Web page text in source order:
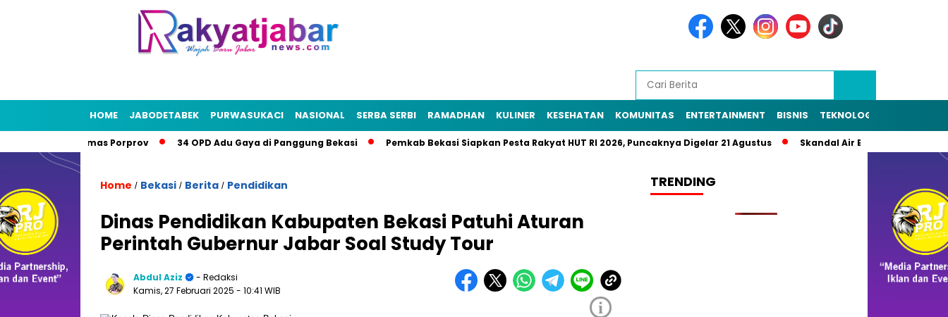
HOME JABODETABEK PURWASUKACI NASIONAL SERBA SERBI RAMADHAN KULINER KESEHATAN KOMUNITAS ENTERTAINMENT BISNIS TEKNOLOGI
Bidik Emas Porprov 34 OPD Adu Gaya di Panggung Bekasi Pemkab Bekasi Siapkan Pesta Rakyat HUT RI 2026, Puncaknya Digelar 21 Agustus Skandal Air Bersih Bekasi! 3
Home / Bekasi / Berita / Pendidikan
Dinas Pendidikan Kabupaten Bekasi Patuhi Aturan
Perintah Gubernur Jabar Soal Study Tour
Abdul Aziz
- Redaksi
Kamis, 27 Februari 2025 - 10:41 WIB
i
TRENDING